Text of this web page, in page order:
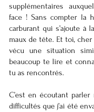
supplémentaires
face ! Sans compter la
carburant qui s’ajoute à
maux de tête. Et toi,
vécu une situation
beaucoup te lire et
tu as rencontrés.
C’est en écoutant
difficultés que j’ai été